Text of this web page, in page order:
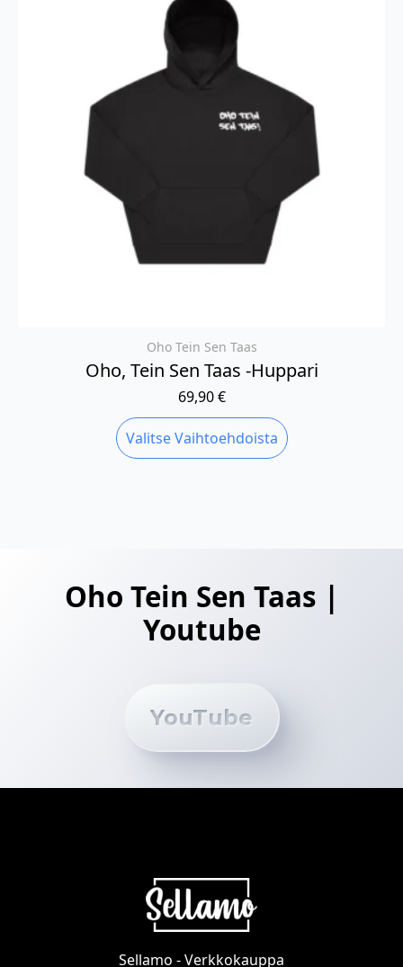
valinnat
tuotteen
sivulla.
Oho Tein Sen Taas
Oho, Tein Sen Taas -huppari
69,90€
Valitse Vaihtoehdoista
Tällä
tuotteella
tuotteen
sivulla.
Oho Tein Sen Taas |
Youtube
YouTube
Sellamo - Verkkokauppa